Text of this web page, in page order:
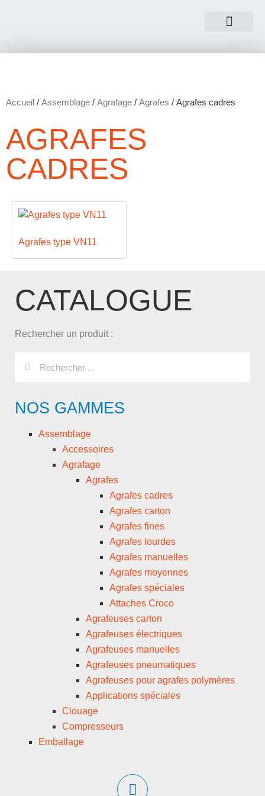
CATALOGUE
Rechercher un produit :
NOS GAMMES
Assemblage
Accessoires
Agrafage
Agrafes
Agrafes cadres
Agrafes carton
Agrafes fines
Agrafes lourdes
Agrafes manuelles
Agrafes moyennes
Agrafes spéciales
Attaches Croco
Agrafeuses carton
Agrafeuses électriques
Agrafeuses manuelles
Agrafeuses pneumatiques
Agrafeuses pour agrafes polymères
Applications spéciales
Clouage
Compresseurs
Emballage
Accueil / Assemblage / Agrafage / Agrafes / Agrafes cadres
AGRAFES
CADRES
Agrafes type VN11